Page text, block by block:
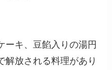
キ、豆餡入りの湯円
解放される料理があり